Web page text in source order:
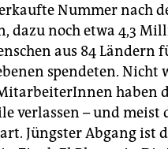
Nummer nach
dazu noch etwa 4,3
aus 84 Ländern
spendeten. Nicht
haben
verlassen – und meist
Jüngster Abgang ist